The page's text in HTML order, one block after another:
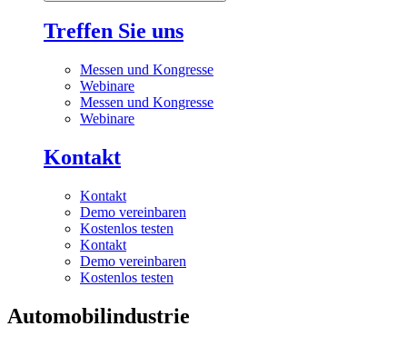
Treffen Sie uns
Messen und Kongresse
Webinare
Messen und Kongresse
Webinare
Kontakt
Kontakt
Demo vereinbaren
Kostenlos testen
Kontakt
Demo vereinbaren
Kostenlos testen
Automobilindustrie